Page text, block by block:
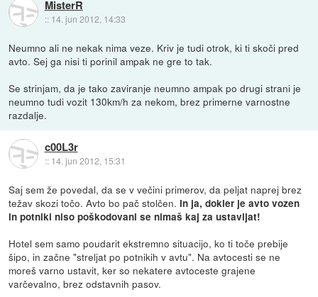
MisterR
:: 14. jun 2012, 14:33
Neumno ali ne nekak nima veze. Kriv je tudi otrok, ki ti skoči pred
avto. Sej ga nisi ti porinil ampak ne gre to tak.
Se strinjam, da je tako zaviranje neumno ampak po drugi strani je
neumno tudi vozit 130km/h za nekom, brez primerne varnostne
razdalje.
c00L3r
:: 14. jun 2012, 15:31
Saj sem že povedal, da se v večini primerov, da peljat naprej brez
težav skozi točo. Avto bo pač stolčen.In ja, dokler je avto vozen
in potniki niso poškodovani se nimaš kaj za ustavljat!
Hotel sem samo poudarit ekstremno situacijo, ko ti toče prebije
šipo, in začne "streljat po potnikih v avtu". Na avtocesti se ne
moreš varno ustavit, ker so nekatere avtoceste grajene
varčevalno, brez odstavnih pasov.